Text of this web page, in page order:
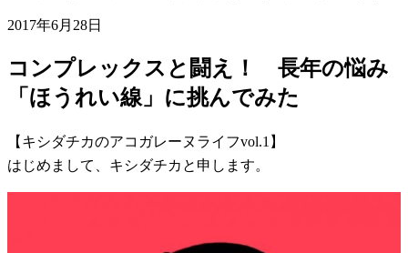
2017年6月28日
コンプレックスと闘え！ 長年の悩み
「ほうれい線」に挑んでみた
【キシダチカのアコガレーヌライフvol.1】
はじめまして、キシダチカと申します。